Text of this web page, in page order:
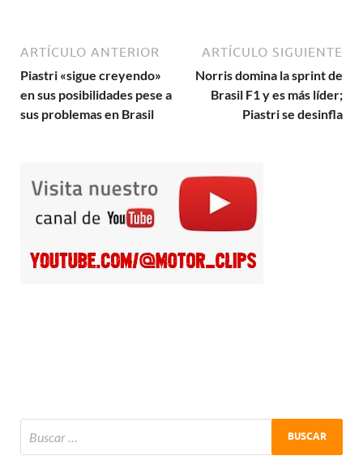
ARTÍCULO ANTERIOR
Piastri «sigue creyendo»
en sus posibilidades pese a
sus problemas en Brasil
ARTÍCULO SIGUIENTE
Norris domina la sprint de
Brasil F1 y es más líder;
Piastri se desinfla